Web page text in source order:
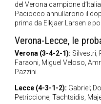
del Verona campione
Paciocco annullarono il
prima da Elkjaer Larsen e
Verona-Lecce, le
Verona (3-4-2-1): Silvestri;
Faraoni, Miguel Veloso,
Pazzini.
Lecce (4-3-1-2): Gabriel;
Petriccione, Tachtsidis,